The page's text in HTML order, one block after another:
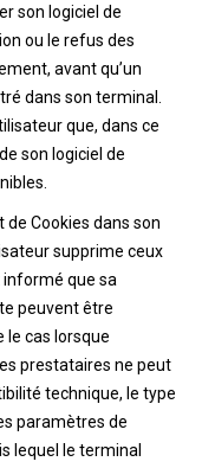
son logiciel de
ou le refus des
avant qu’un
dans son terminal.
que, dans ce
son logiciel de
de Cookies dans son
supprime ceux
informé que sa
peuvent être
le cas lorsque
prestataires ne peut
technique, le type
paramètres de
lequel le terminal